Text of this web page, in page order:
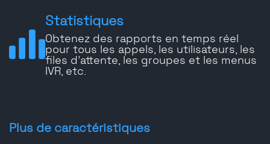
Statistiques
Obtenez des rapports en temps réel
pour tous les appels, les utilisateurs, les
files d'attente, les groupes et les menus
IVR, etc.
Plus de caractéristiques